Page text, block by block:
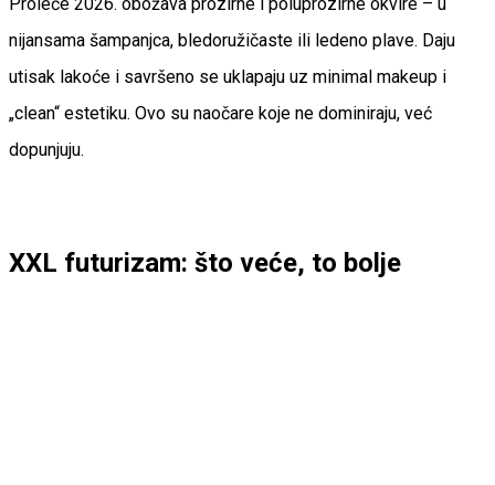
Proleće 2026. obožava prozirne i poluprozirne okvire – u
nijansama šampanjca, bledoružičaste ili ledeno plave. Daju
utisak lakoće i savršeno se uklapaju uz minimal makeup i
„clean“ estetiku. Ovo su naočare koje ne dominiraju, već
dopunjuju.
XXL futurizam: što veće, to bolje